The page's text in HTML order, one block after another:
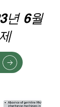
년 6월